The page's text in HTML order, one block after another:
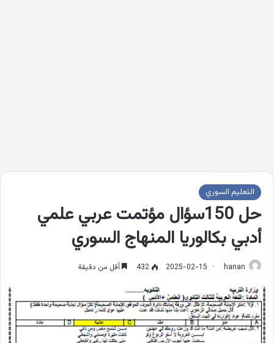
التعليم السوري
حل 150سؤال مؤتمت عربي علمي
أدبي بكالوريا المنهاج السوري
hanan
2025-02-15
432 أقل من دقيقة